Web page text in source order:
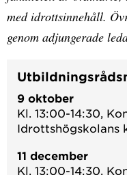
med idrottsinnehåll.
genom adjungerade
9 oktober
Kl. 13:00-14:30,
Idrottshögskolans
11 december
Kl. 13:00-14:30,